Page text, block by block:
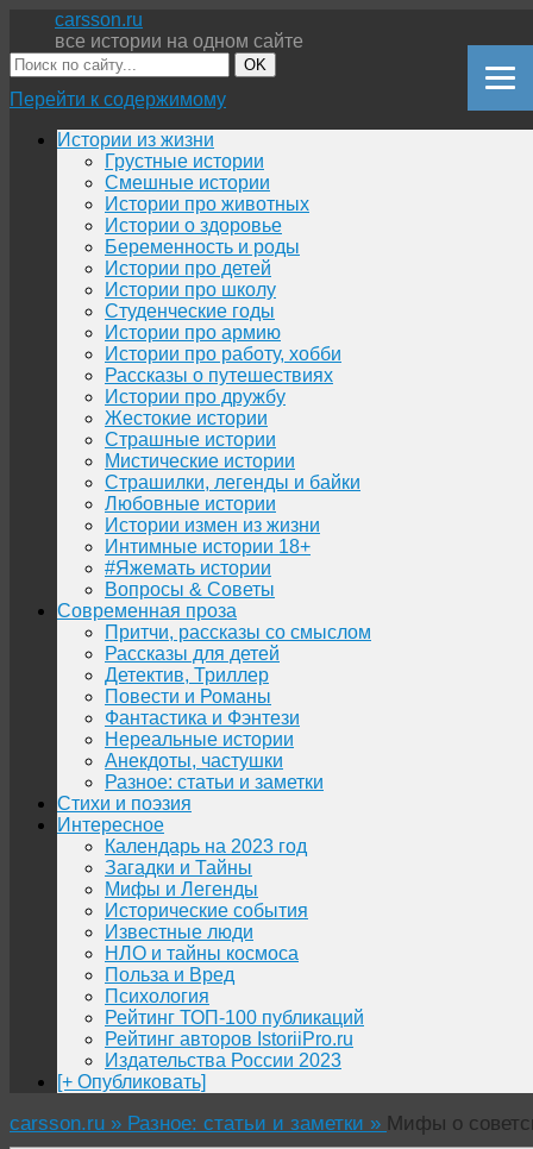
carsson.ru
все истории на одном сайте
OK
Перейти к содержимому
Истории из жизни
Грустные истории
Смешные истории
Истории про животных
Истории о здоровье
Беременность и роды
Истории про детей
Истории про школу
Студенческие годы
Истории про армию
Истории про работу, хобби
Рассказы о путешествиях
Истории про дружбу
Жестокие истории
Страшные истории
Мистические истории
Страшилки, легенды и байки
Любовные истории
Истории измен из жизни
Интимные истории 18+
#Яжемать истории
Вопросы & Советы
Современная проза
Притчи, рассказы со смыслом
Рассказы для детей
Детектив, Триллер
Повести и Романы
Фантастика и Фэнтези
Нереальные истории
Анекдоты, частушки
Разное: статьи и заметки
Стихи и поэзия
Интересное
Календарь на 2023 год
Загадки и Тайны
Мифы и Легенды
Исторические события
Известные люди
НЛО и тайны космоса
Польза и Вред
Психология
Рейтинг ТОП-100 публикаций
Рейтинг авторов IstoriiPro.ru
Издательства России 2023
[+ Опубликовать]
carsson.ru » Разное: статьи и заметки » Мифы о